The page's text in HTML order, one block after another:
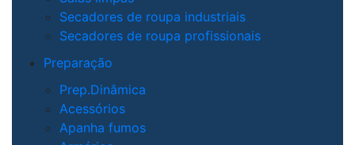
Secadores de roupa industriais
Secadores de roupa profissionais
Preparação
Prep.Dinâmica
Acessórios
Apanha fumos